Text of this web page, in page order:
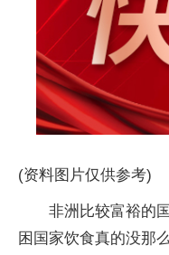
(资料图片仅供参考)
非洲比较富裕的
困国家饮食真的没那